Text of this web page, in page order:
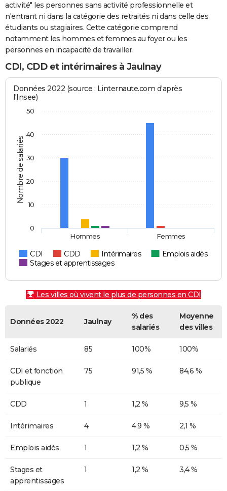
activité" les personnes sans activité professionnelle et
n'entrant ni dans la catégorie des retraités ni dans celle des
étudiants ou stagiaires. Cette catégorie comprend
notamment les hommes et femmes au foyer ou les
personnes en incapacité de travailler.
CDI, CDD et intérimaires à Jaulnay
Nombre de salariés
Données 2022 (source : Linternaute.com d'après
l'Insee)
CDI CDD Intérimaires
Emplois aidés
Stages et apprentissages
Hommes Femmes
0
10
20
30
40
50
Les villes où vivent le plus de personnes en CDI
Données 2022 Jaulnay
% des
salariés
Moyenne
des villes
Salariés 85 100% 100%
CDI et fonction
publique
75 91,5 % 84,6 %
CDD 1 1,2 % 9,5 %
Intérimaires 4 4,9 % 2,1 %
Emplois aidés 1 1,2 % 0,5 %
Stages et
apprentissages
1 1,2 % 3,4 %